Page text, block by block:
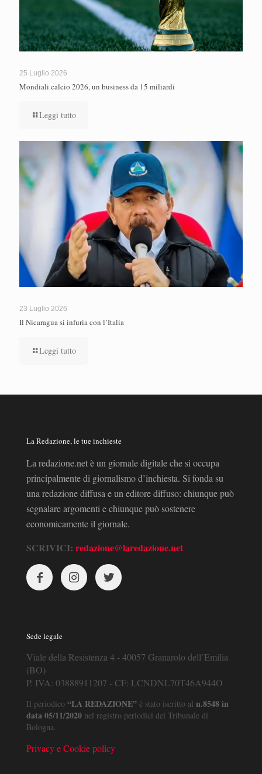
25 Luglio 2026
Mondiali calcio 2026, un business da 15 miliardi
Leggi tutto
23 Luglio 2026
Il Nicaragua si infuria con l’Italia
Leggi tutto
La Redazione, le tue inchieste
La redazione.net è un giornale digitale che si occupa
principalmente di giornalismo d’inchiesta. Si fonda su
una redazione diffusa e un editore diffuso: chiunque può
segnalare argomenti e chiunque può sostenere
economicamente il giornale.
SCRIVICI: redazione@laredazione.net
Sede legale
Viale della Resistenza 4 - 40057 Granarolo dell’Emilia
(BO)
P. IVA: 03888911207 - CF: LCNDNL70T46A944O
Il periodico “LA REDAZIONE” è stato iscritto al n.8548 in
data 05/11/2020 nel registro periodici del Tribunale di
Bologna.
Privacy e Cookie policy